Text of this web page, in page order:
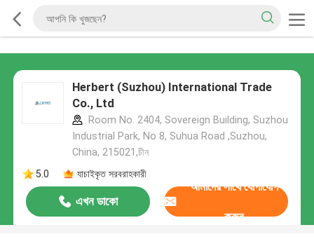
Herbert (Suzhou) International Trade
Co., Ltd
Room No. 2404, Sovereign Building, Suzhou
Industrial Park, No 8, Suhua Road ,Suzhou,
China, 215021,চীন
5.0
যাচাইকৃত সরবরাহকারী
এখন ডাকো
আমাদের সাথে যোগাযোগ
করুন